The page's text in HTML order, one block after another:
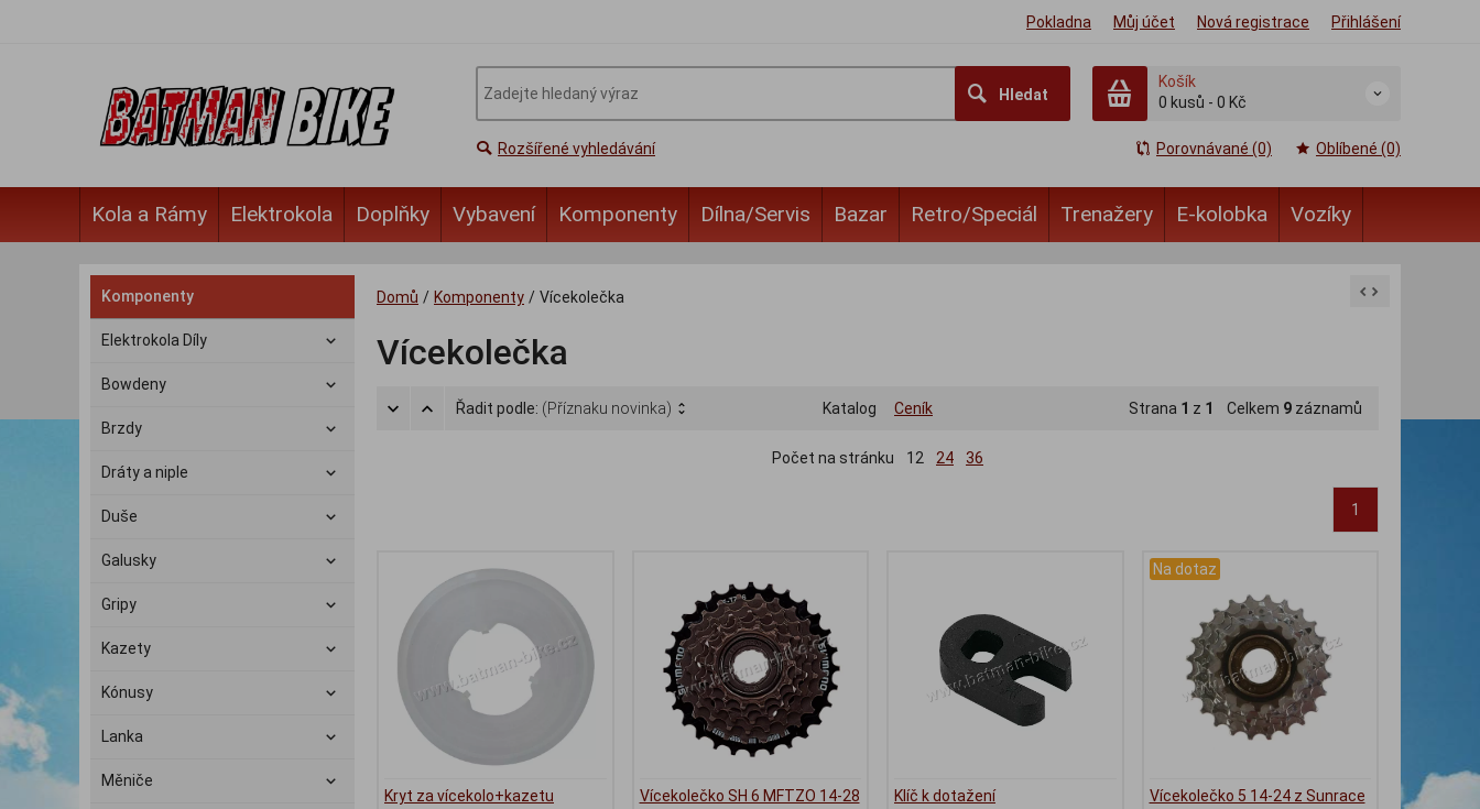
Pokladna Můj účet Nová registrace Přihlášení
Hledat
Košík
0 kusů - 0 Kč
Rozšířené vyhledávání Porovnávané (0) Oblíbené (0)
Kola a Rámy Elektrokola Doplňky Vybavení Komponenty Dílna/Servis Bazar Retro/Speciál Trenažery E-kolobka Vozíky
Komponenty
Elektrokola Díly
Bowdeny
Brzdy
Dráty a niple
Duše
Galusky
Gripy
Kazety
Kónusy
Lanka
Měniče
Domů / Komponenty / Vícekolečka
Vícekolečka
Řadit podle: (Příznaku novinka) Katalog Ceník Strana 1 z 1 Celkem 9 záznamů
Počet na stránku 12 24 36
1
Kryt za vícekolo+kazetu
Vícekolečko SH 6 MFTZO 14-28
Klíč k dotažení
Na dotaz
Vícekolečko 5 14-24 z Sunrace